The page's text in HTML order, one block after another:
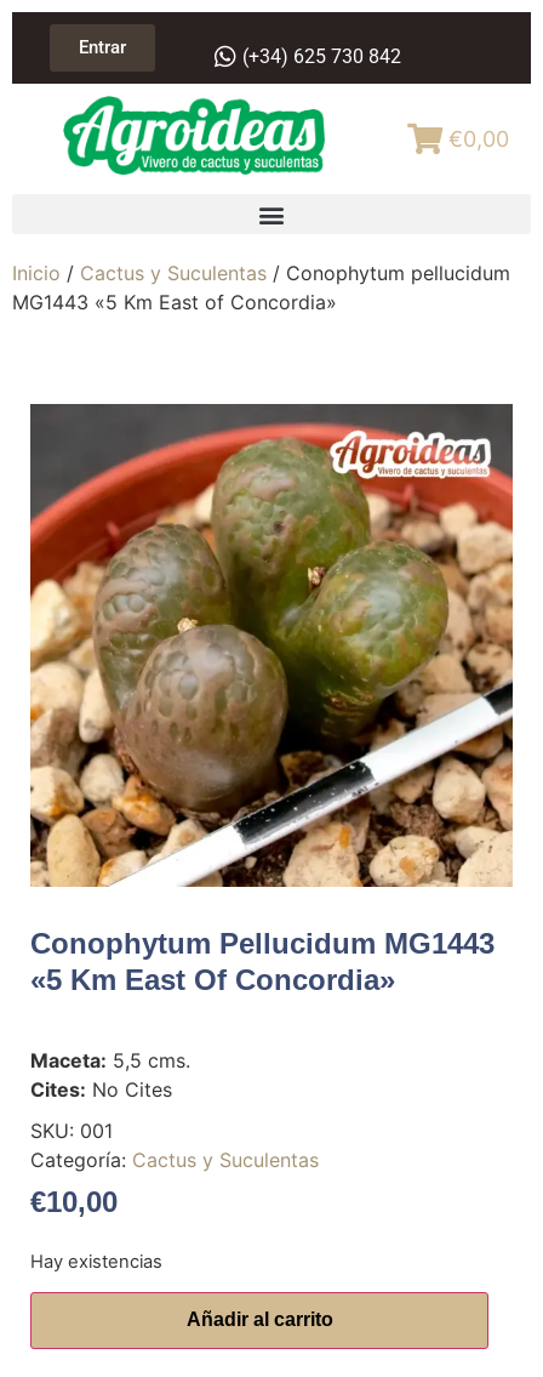
Entrar (+34) 625 730 842
€0,00
Inicio / Cactus y Suculentas / Conophytum pellucidum
MG1443 «5 Km East of Concordia»
Conophytum Pellucidum MG1443
«5 Km East Of Concordia»
Maceta: 5,5 cms.
Cites: No Cites
SKU: 001
Categoría: Cactus y Suculentas
€10,00
Hay existencias
Añadir al carrito